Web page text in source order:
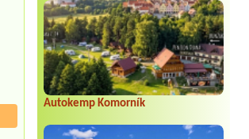
Autokemp Komorník